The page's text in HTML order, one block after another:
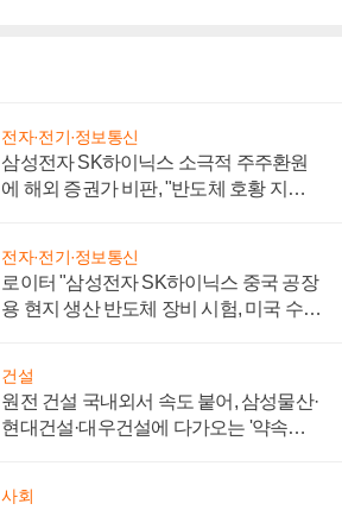
전자·전기·정보통신
삼성전자 SK하이닉스 소극적 주주환원
에 해외 증권가 비판, "반도체 호황 지속
전자·전기·정보통신
로이터 "삼성전자 SK하이닉스 중국 공장
용 현지 생산 반도체 장비 시험, 미국 수출
건설
원전 건설 국내외서 속도 붙어, 삼성물산·
현대건설·대우건설에 다가오는 '약속의
사회